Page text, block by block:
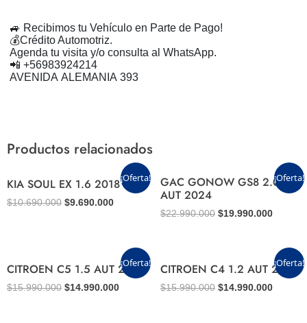
🚙 Recibimos tu Vehículo en Parte de Pago!
💰Crédito Automotriz.
Agenda tu visita y/o consulta al WhatsApp.
📲 +56983924214
AVENIDA ALEMANIA 393
Productos relacionados
¡Oferta!
KIA SOUL EX 1.6 2018
$10.690.000
precio
original
era:
$9.690.000
El
precio
actual
¡Oferta!
GAC GONOW GS8 2.0
AUT 2024
$22.990.000
precio
era:
$19.990.000
El
precio
actual
¡Oferta!
CITROEN C5 1.5 AUT 2021
$15.990.000
precio
original
era:
$14.990.000
El
precio
actual
¡Oferta!
CITROEN C4 1.2 AUT 2023
$15.990.000
precio
original
era:
$14.990.000
El
precio
actual